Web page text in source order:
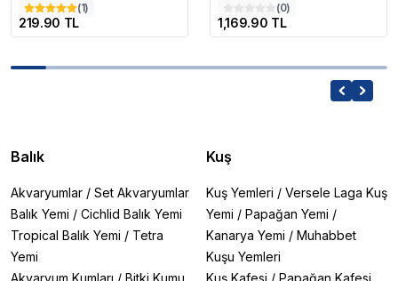
(1)
219.90 TL
(0)
1,169.90 TL
Balık
Akvaryumlar / Set Akvaryumlar
Balık Yemi / Cichlid Balık Yemi
Tropical Balık Yemi / Tetra
Yemi
Akvaryum Kumları / Bitki Kumu
Kuş
Kuş Yemleri / Versele Laga Kuş
Yemi / Papağan Yemi /
Kanarya Yemi / Muhabbet
Kuşu Yemleri
Kuş Kafesi / Papağan Kafesi